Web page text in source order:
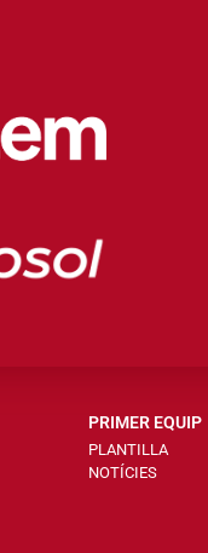
PRIMER EQUIP
PLANTILLA
NOTÍCIES